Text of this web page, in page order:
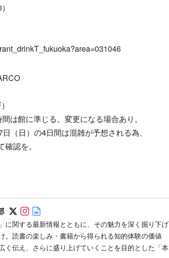
は館に準じる。変更になる場合あり。
（日）の4日間は混雑が予想される為、
認を。
Follow on SNS
Follow on SNS
に関する最新情報とともに、その魅力を深く掘り下げ
。読書の楽しみ・書籍から得られる知的体験の価値
く伝え、さらに盛り上げていくことを目的とした「本